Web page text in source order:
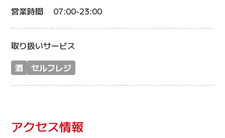
営業時間 07:00-23:00
取り扱いサービス
酒
セルフレジ
アクセス情報